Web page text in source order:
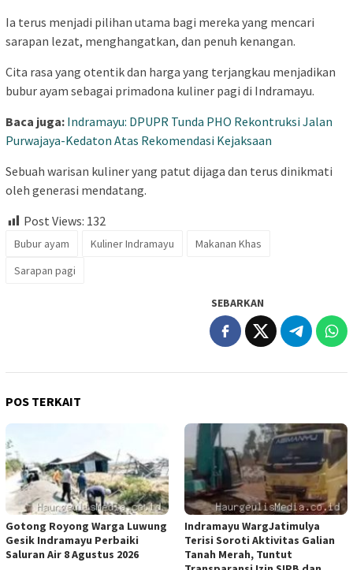
Ia terus menjadi pilihan utama bagi mereka yang mencari
sarapan lezat, menghangatkan, dan penuh kenangan.
Cita rasa yang otentik dan harga yang terjangkau menjadikan
bubur ayam sebagai primadona kuliner pagi di Indramayu.
Baca juga: Indramayu: DPUPR Tunda PHO Rekontruksi Jalan
Purwajaya-Kedaton Atas Rekomendasi Kejaksaan
Sebuah warisan kuliner yang patut dijaga dan terus dinikmati
oleh generasi mendatang.
Post Views: 132
Bubur ayam Kuliner Indramayu
Makanan Khas
Sarapan pagi
SEBARKAN
POS TERKAIT
Gotong Royong Warga Luwung
Gesik Indramayu Perbaiki
Saluran Air 8 Agustus 2026
Indramayu WargJatimulya
Terisi Soroti Aktivitas Galian
Tanah Merah, Tuntut